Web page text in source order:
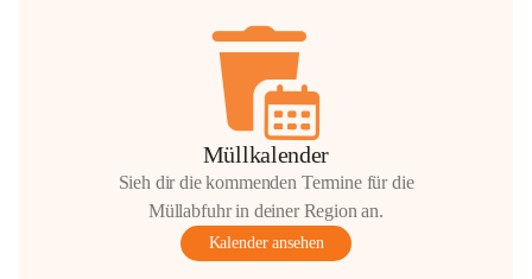
Müllkalender
Sieh dir die kommenden Termine für die
Müllabfuhr in deiner Region an.
Kalender ansehen